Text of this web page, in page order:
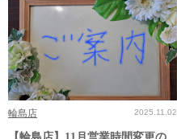
輪島店 2025.11.02